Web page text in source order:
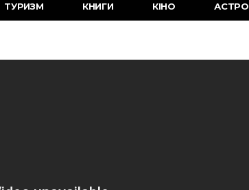
ТУРИЗМ КНИГИ КІНО АСТРО